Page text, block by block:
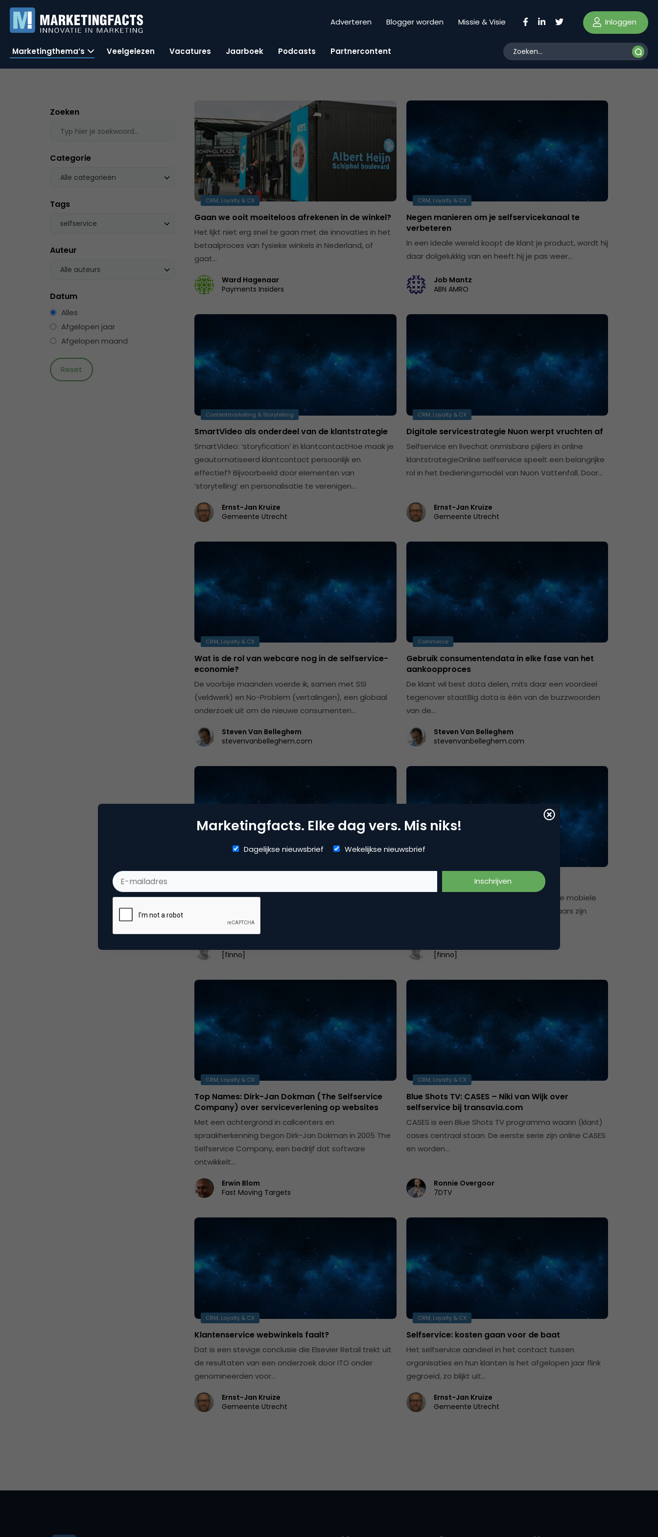
Adverteren Blogger worden Missie & Visie Inloggen
Marketingthema’s Veelgelezen Vacatures Jaarboek Podcasts Partnercontent
Zoeken
Categorie
Alle categorieën
Tags
selfservice
Auteur
Alle auteurs
Datum
Alles
Afgelopen jaar
Afgelopen maand
CRM, Loyalty & CX
Gaan we ooit moeiteloos afrekenen in de winkel?
Het lijkt niet erg snel te gaan met de innovaties in het
betaalproces van fysieke winkels in Nederland, of
gaat…
Ward Hagenaar
Payments Insiders
CRM, Loyalty & CX
Negen manieren om je selfservicekanaal te
verbeteren
In een ideale wereld koopt de klant je product, wordt hij
daar dolgelukkig van en heeft hij je pas weer…
Job Mantz
ABN AMRO
Contentmarketing & Storytelling
SmartVideo als onderdeel van de klantstrategie
SmartVideo: ‘storyfication’ in klantcontactHoe maak je
geautomatiseerd klantcontact persoonlijk en
effectief? Bijvoorbeeld door elementen van
‘storytelling’ en personalisatie te verenigen…
Ernst-Jan Kruize
Gemeente Utrecht
CRM, Loyalty & CX
Digitale servicestrategie Nuon werpt vruchten af
Selfservice en livechat onmisbare pijlers in online
klantstrategieOnline selfservice speelt een belangrijke
rol in het bedieningsmodel van Nuon Vattenfall. Door…
Ernst-Jan Kruize
Gemeente Utrecht
CRM, Loyalty & CX
Wat is de rol van webcare nog in de selfservice-
economie?
De voorbije maanden voerde ik, samen met SSI
(veldwerk) en No-Problem (vertalingen), een globaal
onderzoek uit om de nieuwe consumenten…
Steven Van Belleghem
stevenvanbelleghem.com
Commerce
Gebruik consumentendata in elke fase van het
aankoopproces
De klant wil best data delen, mits daar een voordeel
tegenover staatBig data is één van de buzzwoorden
van de…
Steven Van Belleghem
stevenvanbelleghem.com
Onlangs kon je op Marketingfacts al lezen over Kroodle,
met een 'mobile first'…
[finno]
Verzekeren: there’s an app for that
In mijn artikel van gisteren stond ik stil bij de mobiele
strategie van verzekeraars. Veel verzekeraars zijn
[finno]
CRM, Loyalty & CX
Top Names: Dirk-Jan Dokman (The Selfservice
Company) over serviceverlening op websites
Met een achtergrond in callcenters en
spraakherkenning begon Dirk-Jan Dokman in 2005 The
Selfservice Company, een bedrijf dat software
ontwikkelt…
Erwin Blom
Fast Moving Targets
CRM, Loyalty & CX
Blue Shots TV: CASES – Niki van Wijk over
selfservice bij transavia.com
CASES is een Blue Shots TV programma waarin (klant)
cases centraal staan. De eerste serie zijn online CASES
en worden…
Ronnie Overgoor
7DTV
CRM, Loyalty & CX
Klantenservice webwinkels faalt?
Dat is een stevige conclusie die Elsevier Retail trekt uit
de resultaten van een onderzoek door ITO onder
genomineerden voor…
Ernst-Jan Kruize
Gemeente Utrecht
CRM, Loyalty & CX
Selfservice: kosten gaan voor de baat
Het selfservice aandeel in het contact tussen
organisaties en hun klanten is het afgelopen jaar flink
gegroeid, zo blijkt uit…
Ernst-Jan Kruize
Gemeente Utrecht
Marketingfacts. Elke dag vers. Mis niks!
Dagelijkse nieuwsbrief Wekelijkse nieuwsbrief